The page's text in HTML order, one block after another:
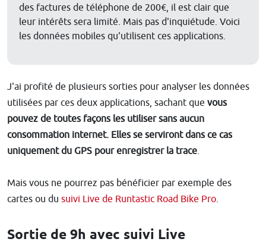
des factures de téléphone de 200€, il est clair que
leur intérêts sera limité. Mais pas d'inquiétude. Voici
les données mobiles qu'utilisent ces applications.
J'ai profité de plusieurs sorties pour analyser les données
utilisées par ces deux applications, sachant que vous
pouvez de toutes façons les utiliser sans aucun
consommation internet. Elles se serviront dans ce cas
uniquement du GPS pour enregistrer la trace.
Mais vous ne pourrez pas bénéficier par exemple des
cartes ou du suivi Live de Runtastic Road Bike Pro.
Sortie de 9h avec suivi Live